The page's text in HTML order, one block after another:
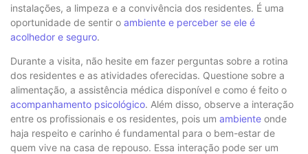
instalações, a limpeza e a convivência dos residentes. É uma
oportunidade de sentir o ambiente e perceber se ele é
acolhedor e seguro.
Durante a visita, não hesite em fazer perguntas sobre a rotina
dos residentes e as atividades oferecidas. Questione sobre a
alimentação, a assistência médica disponível e como é feito o
acompanhamento psicológico. Além disso, observe a interação
entre os profissionais e os residentes, pois um ambiente onde
haja respeito e carinho é fundamental para o bem-estar de
quem vive na casa de repouso. Essa interação pode ser um